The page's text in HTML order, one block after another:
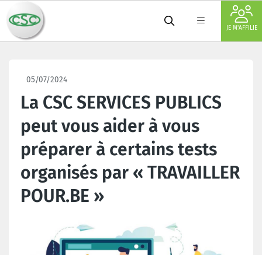
JE M'AFFILIE
05/07/2024
La CSC SERVICES PUBLICS
peut vous aider à vous
préparer à certains tests
organisés par « TRAVAILLER
POUR.BE »